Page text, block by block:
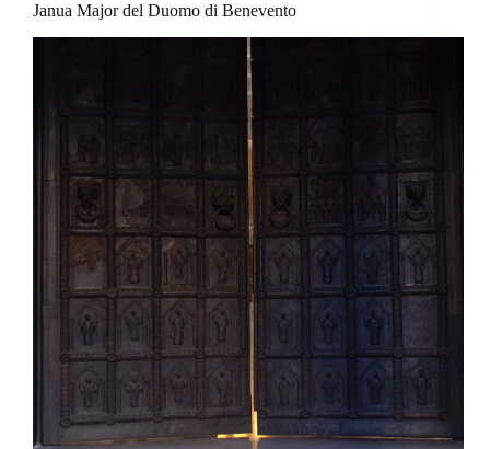
Janua Major del Duomo di Benevento